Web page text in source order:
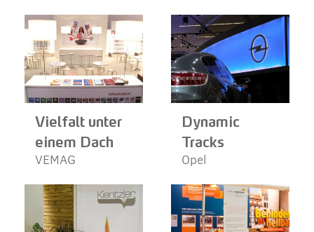
Vielfalt unter
einem Dach
VEMAG
Dynamic
Tracks
Opel